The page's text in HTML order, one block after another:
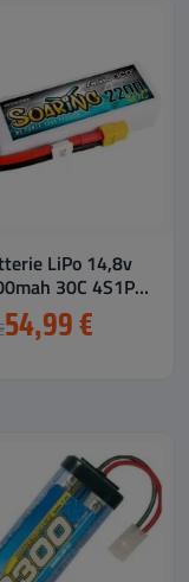
LiPo 14,8v
30C 4S1P
XT60 SOARING
54,99 €